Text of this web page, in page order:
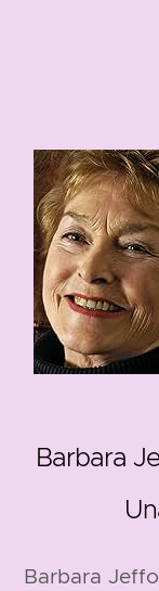
Barbara
Barbara
96 edad 104 edad